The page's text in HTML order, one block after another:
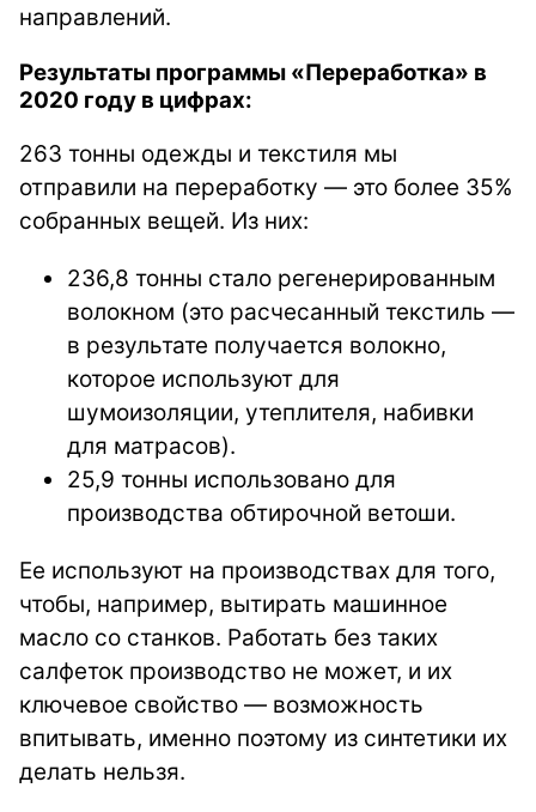
направлений.
Результаты программы «Переработка» в
2020 году в цифрах:
263 тонны одежды и текстиля мы
отправили на переработку — это более 35%
собранных вещей. Из них:
236,8 тонны стало регенерированным
волокном (это расчесанный текстиль —
в результате получается волокно,
которое используют для
шумоизоляции, утеплителя, набивки
для матрасов).
25,9 тонны использовано для
производства обтирочной ветоши.
Ее используют на производствах для того,
чтобы, например, вытирать машинное
масло со станков. Работать без таких
салфеток производство не может, и их
ключевое свойство — возможность
впитывать, именно поэтому из синтетики их
делать нельзя.